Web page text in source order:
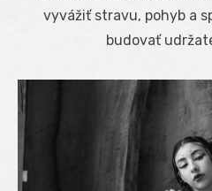
vyvážiť stravu, pohyb a
budovať